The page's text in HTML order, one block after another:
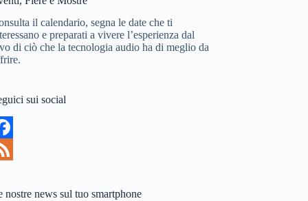
il calendario, segna le date che ti
e preparati a vivere l’esperienza dal
di ciò che la tecnologia audio ha di meglio da
sui social
nostre news sul tuo smartphone